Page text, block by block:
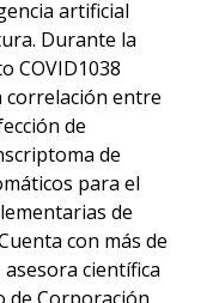
artificial
Durante la
COVID1038
correlación entre
de
de
para el
de
con más de
científica